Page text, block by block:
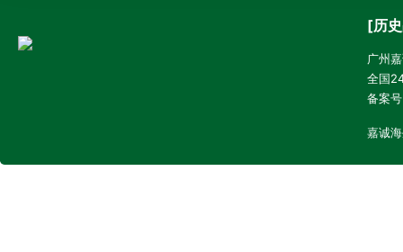
[历
广州
全国
备案
嘉诚